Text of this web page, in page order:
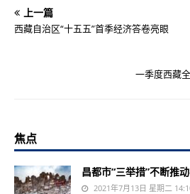
上一篇
西藏自治区“十五五”首季经济答卷亮眼
一季度西藏
焦点
昌都市“三举措”不断推
2021年7月13日 星期二